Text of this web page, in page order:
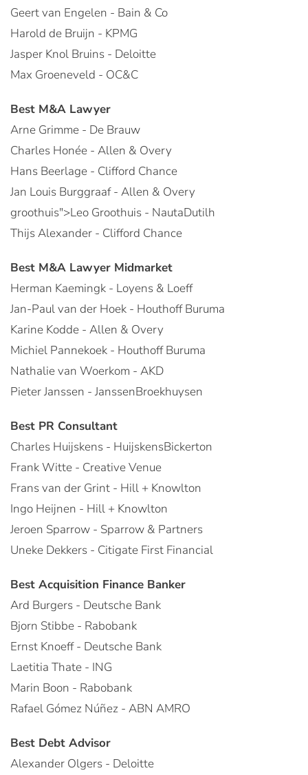
Geert van Engelen - Bain & Co
Harold de Bruijn - KPMG
Jasper Knol Bruins - Deloitte
Max Groeneveld - OC&C
Best M&A Lawyer
Arne Grimme - De Brauw
Charles Honée - Allen & Overy
Hans Beerlage - Clifford Chance
Jan Louis Burggraaf - Allen & Overy
groothuis">Leo Groothuis - NautaDutilh
Thijs Alexander - Clifford Chance
Best M&A Lawyer Midmarket
Herman Kaemingk - Loyens & Loeff
Jan-Paul van der Hoek - Houthoff Buruma
Karine Kodde - Allen & Overy
Michiel Pannekoek - Houthoff Buruma
Nathalie van Woerkom - AKD
Pieter Janssen - JanssenBroekhuysen
Best PR Consultant
Charles Huijskens - HuijskensBickerton
Frank Witte - Creative Venue
Frans van der Grint - Hill + Knowlton
Ingo Heijnen - Hill + Knowlton
Jeroen Sparrow - Sparrow & Partners
Uneke Dekkers - Citigate First Financial
Best Acquisition Finance Banker
Ard Burgers - Deutsche Bank
Bjorn Stibbe - Rabobank
Ernst Knoeff - Deutsche Bank
Laetitia Thate - ING
Marin Boon - Rabobank
Rafael Gómez Núñez - ABN AMRO
Best Debt Advisor
Alexander Olgers - Deloitte